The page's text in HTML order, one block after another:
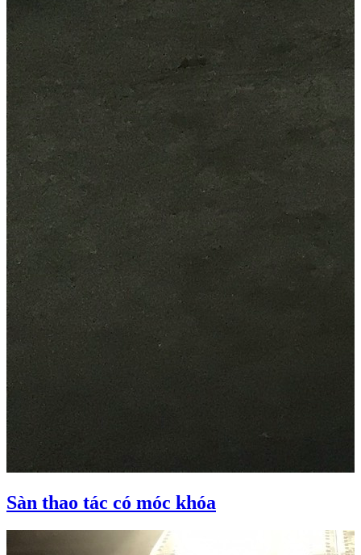
Sàn thao tác có móc khóa